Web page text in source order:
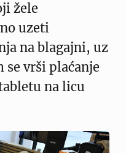
žele
uzeti
na blagajni, uz
vrši plaćanje
na licu